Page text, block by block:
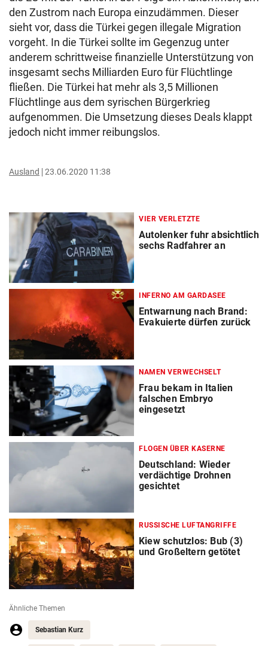
den Zustrom nach Europa einzudämmen. Dieser
sieht vor, dass die Türkei gegen illegale Migration
vorgeht. In die Türkei sollte im Gegenzug unter
anderem schrittweise finanzielle Unterstützung von
insgesamt sechs Milliarden Euro für Flüchtlinge
fließen. Die Türkei hat mehr als 3,5 Millionen
Flüchtlinge aus dem syrischen Bürgerkrieg
aufgenommen. Die Umsetzung dieses Deals klappt
jedoch nicht immer reibungslos.
Ausland 23.06.2020 11:38
VIER VERLETZTE
Autolenker fuhr absichtlich
sechs Radfahrer an
INFERNO AM GARDASEE
Entwarnung nach Brand:
Evakuierte dürfen zurück
NAMEN VERWECHSELT
Frau bekam in Italien
falschen Embryo
eingesetzt
FLOGEN ÜBER KASERNE
Deutschland: Wieder
verdächtige Drohnen
gesichtet
RUSSISCHE LUFTANGRIFFE
Kiew schutzlos: Bub (3)
und Großeltern getötet
Ähnliche Themen
Sebastian Kurz